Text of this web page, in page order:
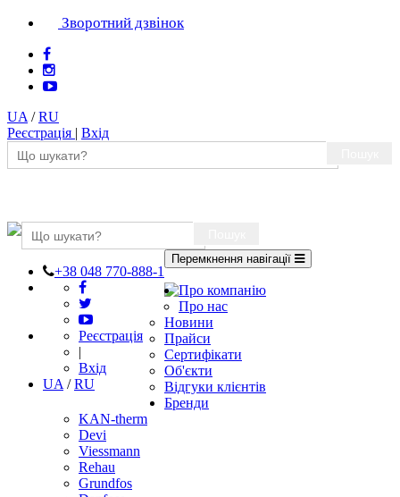
Зворотний дзвінок
UA /RU
Реєстрація | Вхід
+38 048 770-888-1
Реєстрація
|
Вхід
UA /RU
Перемкнення навігації
Про компанію
Про нас
Новини
Прайси
Сертифікати
Об'єкти
Відгуки клієнтів
Бренди
KAN-therm
Devi
Viessmann
Rehau
Grundfos